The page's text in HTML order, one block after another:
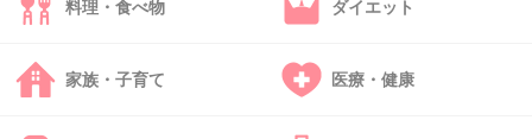
大コケ月9と言われてた
料理・食べ物 ダイエット
家族・子育て 医療・健康